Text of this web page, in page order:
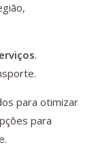
.
para otimizar
para